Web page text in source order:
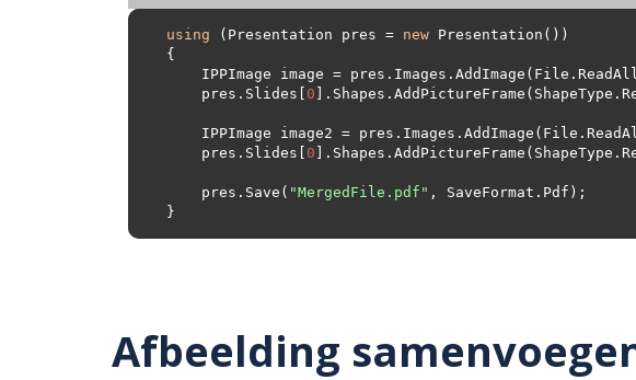
using (Presentation pres = new
IPPImage image =
    pres.Slides[
0
IPPImage image2 =
    pres.Slides[
0
    pres.Save(
"MergedFile.pdf"
Afbeelding